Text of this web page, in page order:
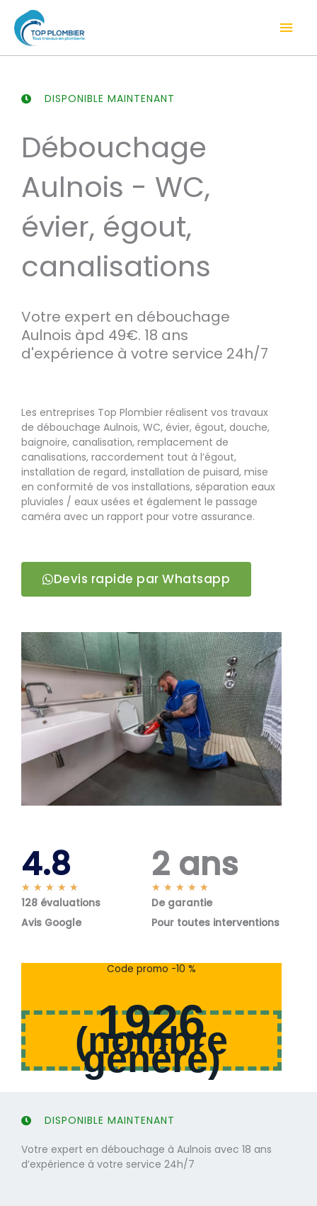
contenu
DISPONIBLE MAINTENANT
Débouchage
Aulnois - WC,
évier, égout,
canalisations
Votre expert en débouchage
Aulnois àpd 49€. 18 ans
d'expérience à votre service 24h/7
Les entreprises Top Plombier réalisent vos travaux
de débouchage Aulnois, WC, évier, égout, douche,
baignoire, canalisation, remplacement de
canalisations, raccordement tout à l’égout,
installation de regard, installation de puisard, mise
en conformité de vos installations, séparation eaux
pluviales / eaux usées et également le passage
caméra avec un rapport pour votre assurance.
Devis rapide par Whatsapp
4.8
★ ★ ★ ★ ★
o
s
128 évaluations
Avis Google
2 ans
★ ★ ★ ★ ★
o
s
De garantie
Pour toutes interventions
Code promo -10 %
1926
(nombre
généré)
DISPONIBLE MAINTENANT
Votre expert en débouchage à Aulnois avec 18 ans
d’expérience à votre service 24h/7